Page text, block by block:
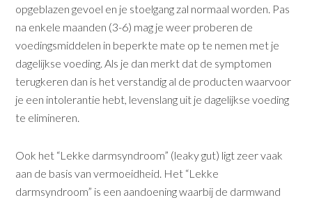
opgeblazen gevoel en je stoelgang zal normaal worden. Pas
na enkele maanden (3-6) mag je weer proberen de
voedingsmiddelen in beperkte mate op te nemen met je
dagelijkse voeding. Als je dan merkt dat de symptomen
terugkeren dan is het verstandig al de producten waarvoor
je een intolerantie hebt, levenslang uit je dagelijkse voeding
te elimineren.
Ook het “Lekke darmsyndroom” (leaky gut) ligt zeer vaak
aan de basis van vermoeidheid. Het “Lekke
darmsyndroom” is een aandoening waarbij de darmwand